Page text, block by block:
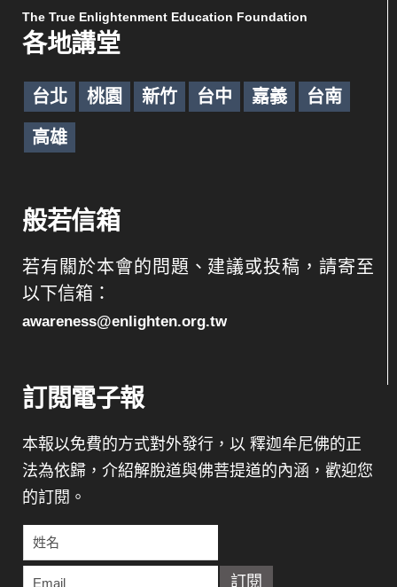
The True Enlightenment Education Foundation
各地講堂
台北 桃園 新竹 台中 嘉義 台南
高雄
般若信箱
若有關於本會的問題、建議或投稿，請寄至
以下信箱：
awareness@enlighten.org.tw
訂閱電子報
本報以免費的方式對外發行，以 釋迦牟尼佛的正
法為依歸，介紹解脫道與佛菩提道的內涵，歡迎您
的訂閱。